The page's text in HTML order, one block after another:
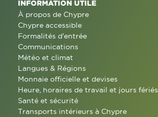
INFORMATION UTILE
À propos de Chypre
Chypre accessible
Formalités d'entrée
Communications
Météo et climat
Langues & Régions
Monnaie officielle et devises
Heure, horaires de travail et jours fériés
Santé et sécurité
Transports intérieurs à Chypre